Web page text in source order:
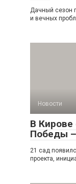
Дачный сезон
и вечных
Новости
В Кирове
Победы
21 сад
проекта,